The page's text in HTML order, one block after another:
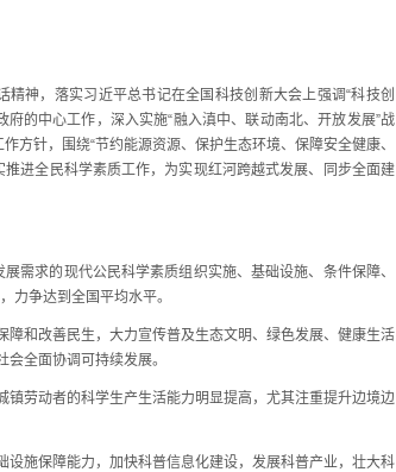
神，落实习近平总书记在全国科技创新大会上强调“科技创
的中心工作，深入实施“融入滇中、联动南北、开放发展”战
方针，围绕“节约能源资源、保护生态环境、保障安全健康、
进全民科学素质工作，为实现红河跨越式发展、同步全面建
求的现代公民科学素质组织实施、基础设施、条件保障、
力争达到全国平均水平。
和改善民生，大力宣传普及生态文明、绿色发展、健康生活
全面协调可持续发展。
劳动者的科学生产生活能力明显提高，尤其注重提升边境边
施保障能力，加快科普信息化建设，发展科普产业，壮大科